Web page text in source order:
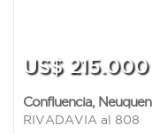
US$ 215.000
Confluencia, Neuquen
RIVADAVIA al 808